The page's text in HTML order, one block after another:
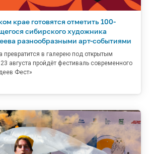
крае готовятся отметить 100-
сибирского художника
разнообразными арт-событиями
превратится в галерею под открытым
августа пройдёт фестиваль современного
Фест»